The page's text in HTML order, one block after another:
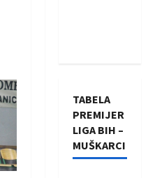
TABELA
PREMIJER
LIGA BIH –
MUŠKARCI